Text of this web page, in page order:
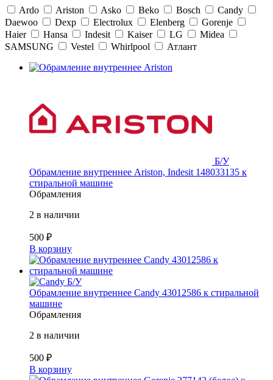
Ardo Ariston Asko Beko Bosch
Candy
Daewoo
Dexp Electrolux Elenberg
Gorenje
Haier
Hansa Indesit Kaiser LG
Midea
SAMSUNG
Vestel Whirlpool Атлант
Б/У
Обрамление внутреннее Ariston, Indesit 148033135 к
стиральной машине
Обрамления
2 в наличии
500 ₽
В корзину
Б/У
Обрамление внутреннее Candy 43012586 к стиральной
машине
Обрамления
2 в наличии
500 ₽
В корзину